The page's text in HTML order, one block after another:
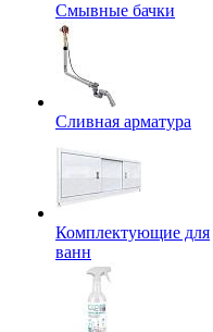
Смывные бачки
Сливная арматура
Комплектующие для
ванн